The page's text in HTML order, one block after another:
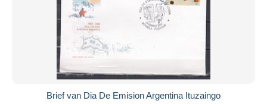
Brief van Dia De Emision Argentina Ituzaingo